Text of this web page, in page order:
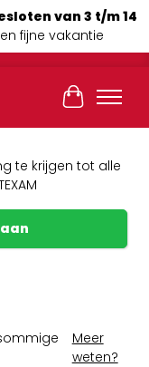
van 3 t/m 14
fijne vakantie
te krijgen tot alle
Meer
weten?